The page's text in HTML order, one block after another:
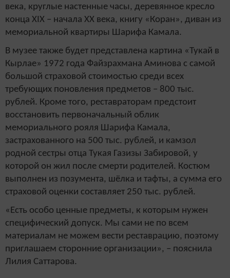
века, круглые настенные часы, деревянное кресло
конца XIX – начала XX века, книгу «Коран», диван из
мемориальной квартиры Шарифа Камала.
В музее также будет представлена картина «Тукай в
Кырлае» 1972 года Файзрахмана Аминова с самой
большой страховой стоимостью среди всех
требующих поновления предметов – 800 тыс.
рублей. Кроме того, реставраторам предстоит
восстановить первоначальный облик
мемориального рояля Шарифа Камала,
застрахованного на 500 тыс. рублей, и камзол
родной сестры отца Тукая Газизы Забировой, у
которой он жил после смерти родителей. Костюм
выполнен из позумента, шёлка и тафты, а сумма его
страховой оценки составляет 250 тыс. рублей.
«Есть особо ценные предметы, к которым нужен
специфический допуск. Мы сами не по всем
материалам не можем вести реставрацию, поэтому
приглашаем сторонние организации», – пояснила
Лилия Саттарова.